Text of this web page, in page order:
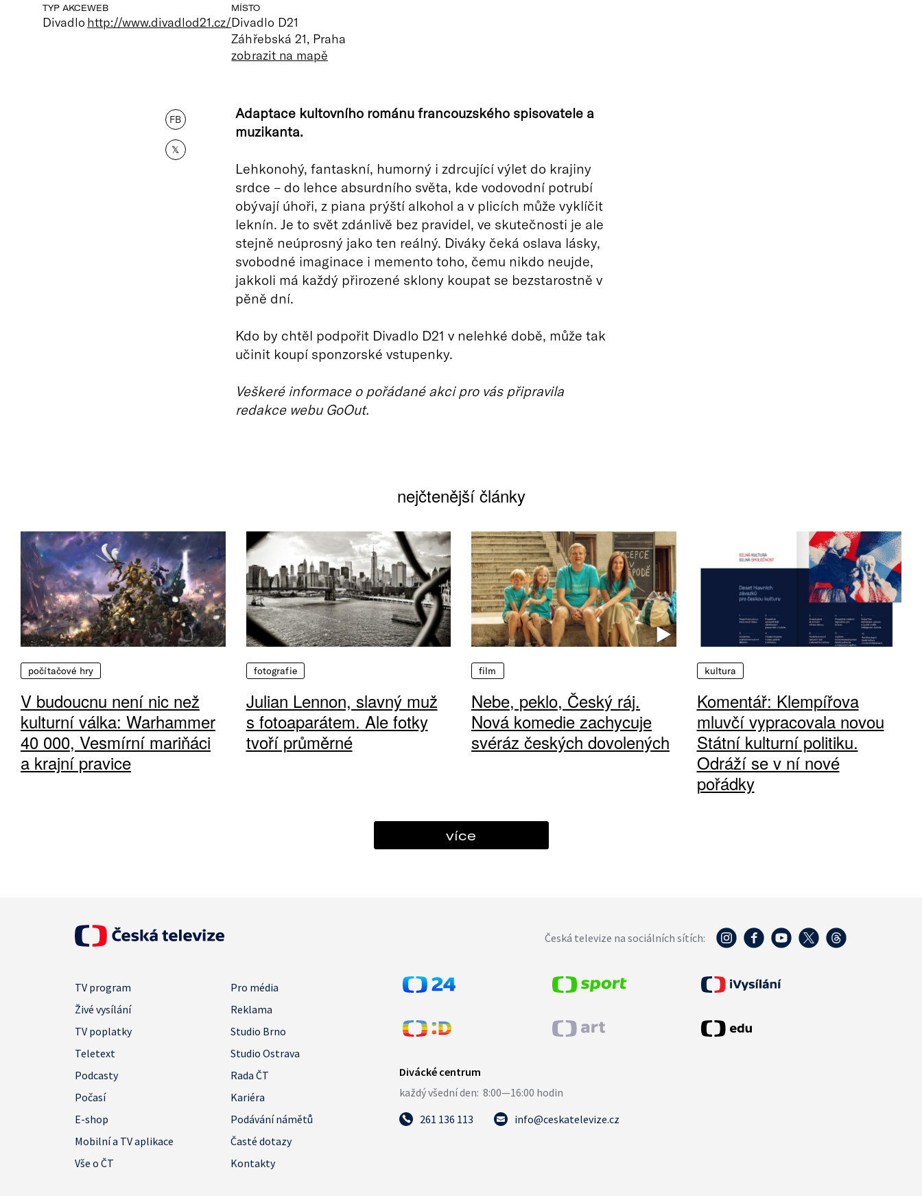
TYP AKCE
Divadlo
WEB
http://www.divadlod21.cz/
MÍSTO
Divadlo D21
Záhřebská 21, Praha
zobrazit na mapě
FB
𝕏
Adaptace kultovního románu francouzského spisovatele a
muzikanta.
Lehkonohý, fantaskní, humorný i zdrcující výlet do krajiny
srdce – do lehce absurdního světa, kde vodovodní potrubí
obývají úhoři, z piana prýští alkohol a v plicích může vyklíčit
leknín. Je to svět zdánlivě bez pravidel, ve skutečnosti je ale
stejně neúprosný jako ten reálný. Diváky čeká oslava lásky,
svobodné imaginace i memento toho, čemu nikdo neujde,
jakkoli má každý přirozené sklony koupat se bezstarostně v
pěně dní.
Kdo by chtěl podpořit Divadlo D21 v nelehké době, může tak
učinit koupí sponzorské vstupenky.
Veškeré informace o pořádané akci pro vás připravila
redakce webu GoOut.
nejčtenější články
počítačové hry
V budoucnu není nic než
kulturní válka: Warhammer
40 000, Vesmírní mariňáci
a krajní pravice
fotografie
Julian Lennon, slavný muž
s fotoaparátem. Ale fotky
tvoří průměrné
film
Nebe, peklo, Český ráj.
Nová komedie zachycuje
svéráz českých dovolených
kultura
Komentář: Klempířova
mluvčí vypracovala novou
Státní kulturní politiku.
Odráží se v ní nové
pořádky
více
Česká televize na sociálních sítích:
TV program
Pro média
Živé vysílání
Reklama
TV poplatky
Studio Brno
Teletext
Studio Ostrava
Podcasty
Rada ČT
Počasí
Kariéra
E-shop
Podávání námětů
Mobilní a TV aplikace
Časté dotazy
Vše o ČT
Kontakty
261 136 113 info@ceskatelevize.cz